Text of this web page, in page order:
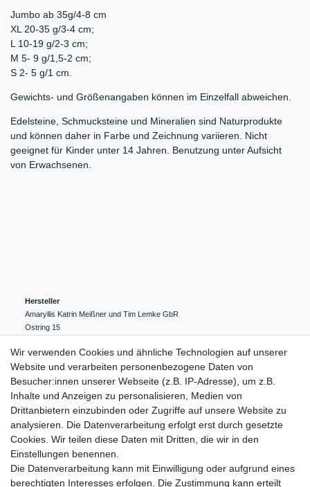
Jumbo ab 35g/4-8 cm
XL 20-35 g/3-4 cm;
L 10-19 g/2-3 cm;
M 5- 9 g/1,5-2 cm;
S 2- 5 g/1 cm.
Gewichts- und Größenangaben können im Einzelfall abweichen.
Edelsteine, Schmucksteine und Mineralien sind Naturprodukte
und können daher in Farbe und Zeichnung variieren. Nicht
geeignet für Kinder unter 14 Jahren. Benutzung unter Aufsicht
von Erwachsenen.
Hersteller
Amaryllis Katrin Meißner und Tim Lemke GbR
Ostring 15
004943548099856
amaryllis-eckernfoerde@t-online.de
EU-Verantwortlicher
Amaryllis Katrin Meißner und Tim Lemke GbR
Ostring
15
004943548099856
amaryllis-eckernfoerde@t-online.de
Wir verwenden Cookies und ähnliche Technologien auf unserer
Website und verarbeiten personenbezogene Daten von
Besucher:innen unserer Webseite (z.B. IP-Adresse), um z.B.
Inhalte und Anzeigen zu personalisieren, Medien von
Drittanbietern einzubinden oder Zugriffe auf unsere Website zu
analysieren. Die Datenverarbeitung erfolgt erst durch gesetzte
Cookies. Wir teilen diese Daten mit Dritten, die wir in den
Einstellungen benennen.
Die Datenverarbeitung kann mit Einwilligung oder aufgrund eines
berechtigten Interesses erfolgen. Die Zustimmung kann erteilt